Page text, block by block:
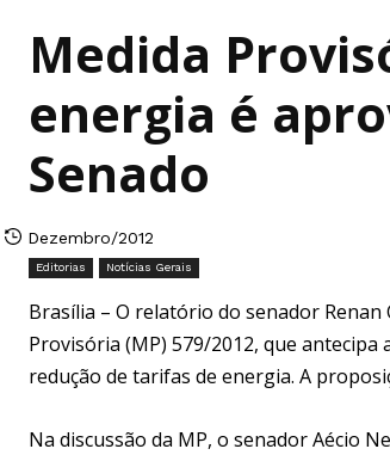
Medida
energia é
Senado
Dezembro/2012
Editorias Notícias Gerais
Brasília – O relatório do senador
Provisória (MP) 579/2012, que
redução de tarifas de energia. A
Na discussão da MP, o senador Aécio